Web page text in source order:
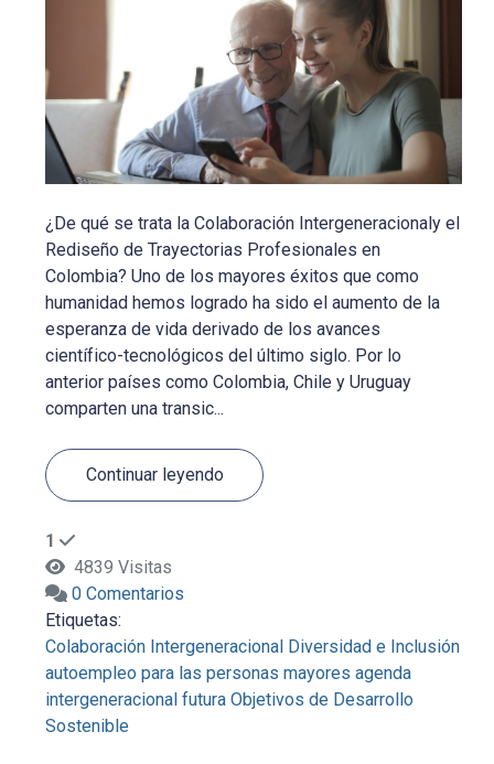
¿De qué se trata la Colaboración Intergeneracionaly el
Rediseño de Trayectorias Profesionales en
Colombia? Uno de los mayores éxitos que como
humanidad hemos logrado ha sido el aumento de la
esperanza de vida derivado de los avances
científico-tecnológicos del último siglo. Por lo
anterior países como Colombia, Chile y Uruguay
comparten una transic...
Continuar leyendo
1
4839 Visitas
0 Comentarios
Etiquetas:
Colaboración Intergeneracional Diversidad e Inclusión
autoempleo para las personas mayores agenda
intergeneracional futura Objetivos de Desarrollo
Sostenible